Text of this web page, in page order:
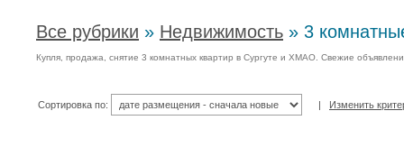
Все рубрики » Недвижимость » 3
Купля, продажа, снятие 3 комнатных квартир в Сургуте и ХМАО. Свежие
Сортировка по: | Изменить